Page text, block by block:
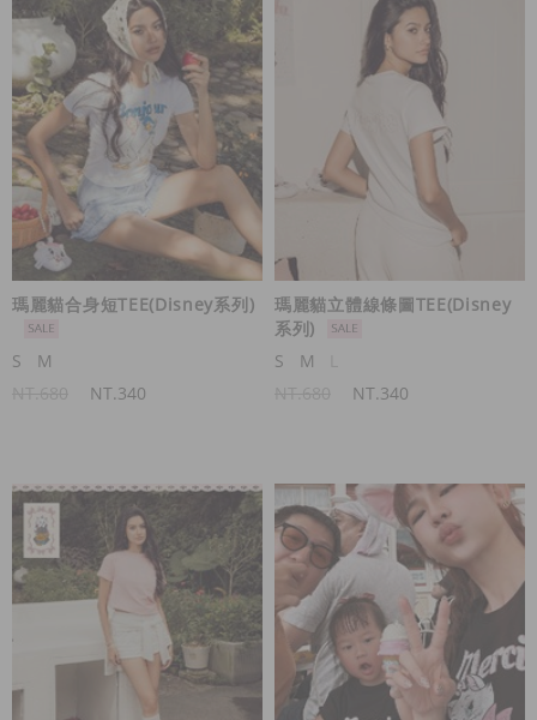
瑪麗貓合身短TEE(Disney系列)
S
M
NT.340
瑪麗貓立體線條圖TEE(Disney
系列)
S
M
NT.340